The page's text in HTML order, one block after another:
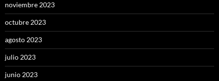
noviembre 2023
octubre 2023
agosto 2023
julio 2023
junio 2023